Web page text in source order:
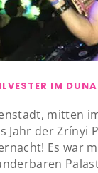
IM
mitten
Jahr der Zrínyi
Es war